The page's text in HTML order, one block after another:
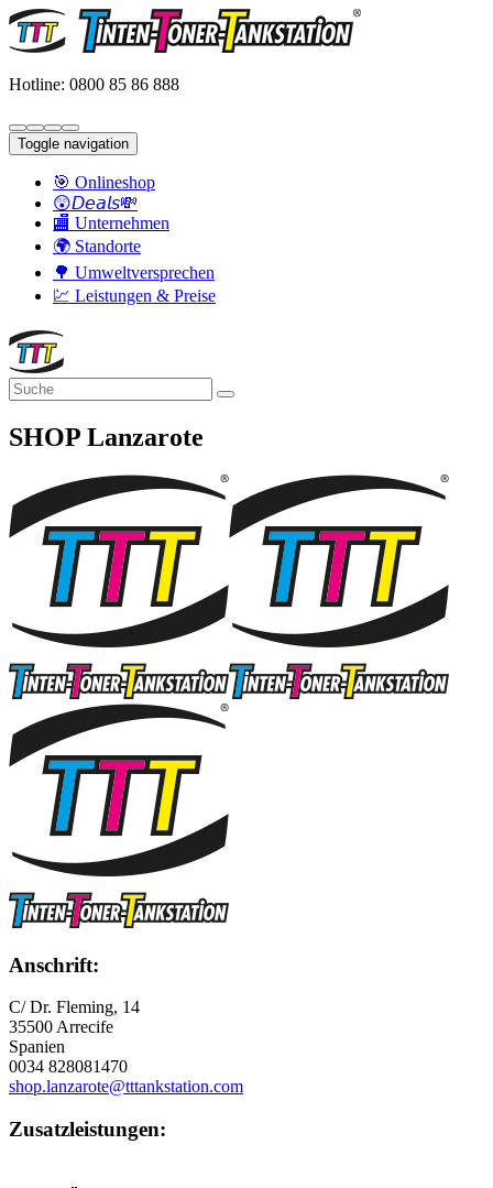
Hotline: 0800 85 86 888
Toggle navigation
🎯 Onlineshop
😲𝘋𝘦𝘢𝘭𝘴💸
🏬 Unternehmen
🌍 Standorte
🌳 Umweltversprechen
💹 Leistungen & Preise
SHOP Lanzarote
Anschrift:
C/ Dr. Fleming, 14
35500 Arrecife
Spanien
0034 828081470
shop.lanzarote@tttankstation.com
Zusatzleistungen: